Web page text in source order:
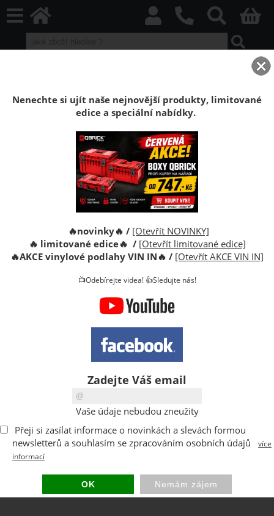
Podlaha vinylová plovoucí Click Dub
Fontella (6+1mm)
Vinylová plovoucí podlaha VIN in Vinyl Flooring.
Tloušťka 7mm, struktura dřeva, bezlepidlový systém
montáže Click.
Nenechte si ujít naše nejnovější produkty, limitované
edice a speciální nabídky.
🔥novinky🔥 / [Otevřít NOVINKY]
🔥 limitované edice🔥 / [Otevřít limitované edice]
🔥AKCE vinylové podlahy VIN IN🔥 / [Otevřít AKCE VIN IN]
📺Odebírejte videa! 👍Sledujte nás!
Zadejte Váš email
Vaše údaje nebudou zneužity
Přeji si zasílat informace o novinkách a slevách formou
newsletterů a souhlasím se zpracováním osobních údajů
více
informací